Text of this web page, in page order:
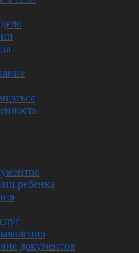
ребенка
документов